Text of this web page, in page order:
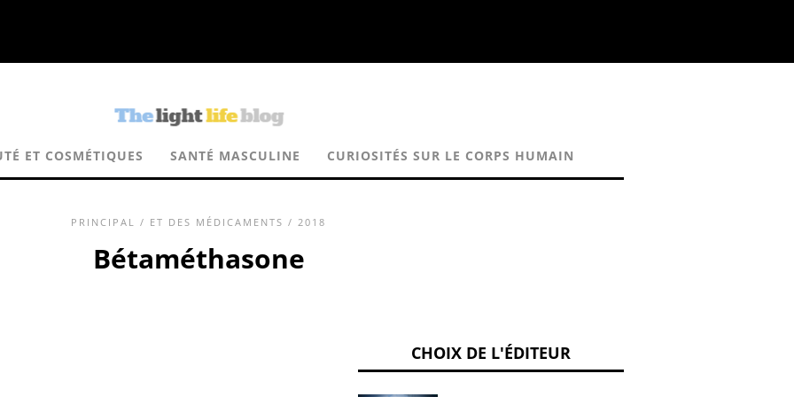
ET COSMÉTIQUES SANTÉ MASCULINE CURIOSITÉS SUR LE CORPS HUMAIN
PRINCIPAL / ET DES MÉDICAMENTS / 2018
Bétaméthasone
CHOIX DE L'ÉDITEUR